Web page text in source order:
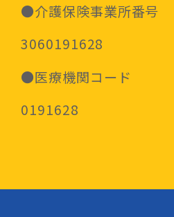
●介護保険事業所番号
3060191628
●医療機関コード
0191628